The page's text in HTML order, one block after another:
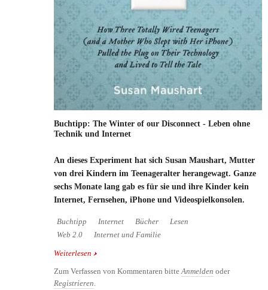
Buchtipp: The Winter of our Disconnect - Leben ohne
Technik und Internet
An dieses Experiment hat sich Susan Maushart, Mutter
von drei Kindern im Teenageralter herangewagt. Ganze
sechs Monate lang gab es für sie und ihre Kinder kein
Internet, Fernsehen, iPhone und Videospielkonsolen.
Buchtipp Internet Bücher
Lesen
Web 2.0
Internet und Familie
Weiterlesen über Buchtipp: The Winter of our Disconnect -
Zum Verfassen von Kommentaren bitteAnmelden oder
Registrieren.